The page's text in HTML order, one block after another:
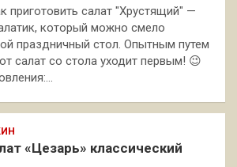
приготовить салат "Хрустящий" —
который можно смело
праздничный стол. Опытным путем
салат со стола уходит первым! 😉
«Цезарь» классический